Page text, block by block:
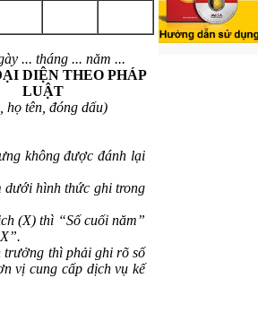
... tháng ... năm ...
DIỆN THEO PHÁP
LUẬT
họ tên, đóng dấu)
không được đánh lại
dưới hình thức ghi trong
(X) thì “Số cuối năm”
trưởng thì phải ghi rõ số
vị cung cấp dịch vụ kế